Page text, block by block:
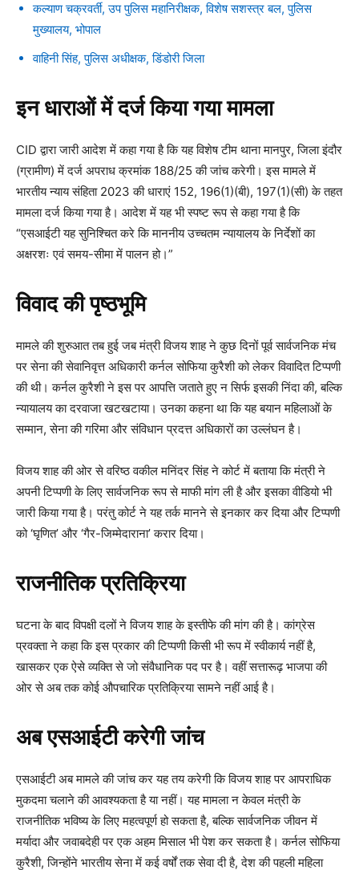
कल्याण चक्रवर्ती, उप पुलिस महानिरीक्षक, विशेष सशस्त्र बल, पुलिस
मुख्यालय, भोपाल
वाहिनी सिंह, पुलिस अधीक्षक, डिंडोरी जिला
इन धाराओं में दर्ज किया गया मामला
CID द्वारा जारी आदेश में कहा गया है कि यह विशेष टीम थाना मानपुर, जिला इंदौर
(ग्रामीण) में दर्ज अपराध क्रमांक 188/25 की जांच करेगी। इस मामले में
भारतीय न्याय संहिता 2023 की धाराएं 152, 196(1)(बी), 197(1)(सी) के तहत
मामला दर्ज किया गया है। आदेश में यह भी स्पष्ट रूप से कहा गया है कि
“एसआईटी यह सुनिश्चित करे कि माननीय उच्चतम न्यायालय के निर्देशों का
अक्षरशः एवं समय-सीमा में पालन हो।”
विवाद की पृष्ठभूमि
मामले की शुरुआत तब हुई जब मंत्री विजय शाह ने कुछ दिनों पूर्व सार्वजनिक मंच
पर सेना की सेवानिवृत्त अधिकारी कर्नल सोफिया कुरैशी को लेकर विवादित टिप्पणी
की थी। कर्नल कुरैशी ने इस पर आपत्ति जताते हुए न सिर्फ इसकी निंदा की, बल्कि
न्यायालय का दरवाजा खटखटाया। उनका कहना था कि यह बयान महिलाओं के
सम्मान, सेना की गरिमा और संविधान प्रदत्त अधिकारों का उल्लंघन है।
विजय शाह की ओर से वरिष्ठ वकील मनिंदर सिंह ने कोर्ट में बताया कि मंत्री ने
अपनी टिप्पणी के लिए सार्वजनिक रूप से माफी मांग ली है और इसका वीडियो भी
जारी किया गया है। परंतु कोर्ट ने यह तर्क मानने से इनकार कर दिया और टिप्पणी
को ‘घृणित’ और ‘गैर-जिम्मेदाराना’ करार दिया।
राजनीतिक प्रतिक्रिया
घटना के बाद विपक्षी दलों ने विजय शाह के इस्तीफे की मांग की है। कांग्रेस
प्रवक्ता ने कहा कि इस प्रकार की टिप्पणी किसी भी रूप में स्वीकार्य नहीं है,
खासकर एक ऐसे व्यक्ति से जो संवैधानिक पद पर है। वहीं सत्तारूढ़ भाजपा की
ओर से अब तक कोई औपचारिक प्रतिक्रिया सामने नहीं आई है।
अब एसआईटी करेगी जांच
एसआईटी अब मामले की जांच कर यह तय करेगी कि विजय शाह पर आपराधिक
मुकदमा चलाने की आवश्यकता है या नहीं। यह मामला न केवल मंत्री के
राजनीतिक भविष्य के लिए महत्वपूर्ण हो सकता है, बल्कि सार्वजनिक जीवन में
मर्यादा और जवाबदेही पर एक अहम मिसाल भी पेश कर सकता है। कर्नल सोफिया
कुरैशी, जिन्होंने भारतीय सेना में कई वर्षों तक सेवा दी है, देश की पहली महिला